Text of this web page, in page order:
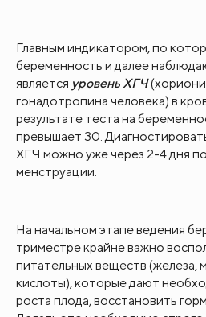
Главным индикатором, по
беременность и далее
является уровень ХГЧ
гонадотропина человека) в
результате теста на
превышает 30.
ХГЧ можно уже через 2-4 дня
менструации.
На начальном этапе ведения
триместре крайне важно
питательных веществ (железа,
кислоты), которые дают
роста плода, восстановить